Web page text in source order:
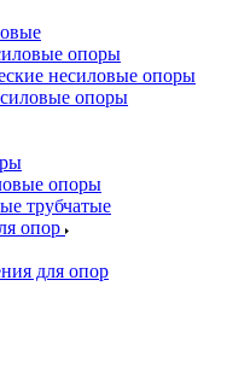
опоры
несиловые опоры
опоры
опоры
трубчатые
опор
для опор